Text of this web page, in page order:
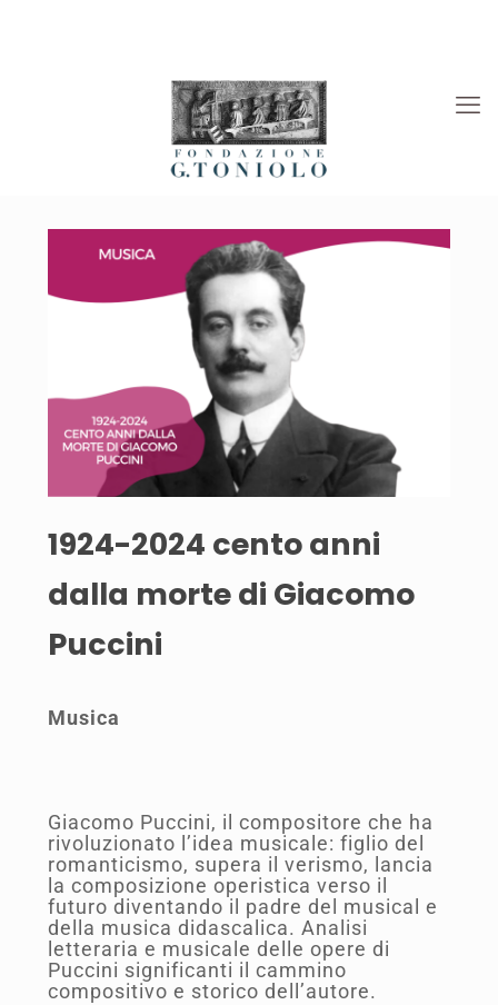
1924-2024 cento anni
dalla morte di Giacomo
Puccini
Musica
Giacomo Puccini, il compositore che ha
rivoluzionato l’idea musicale: figlio del
romanticismo, supera il verismo, lancia
la composizione operistica verso il
futuro diventando il padre del musical e
della musica didascalica. Analisi
letteraria e musicale delle opere di
Puccini significanti il cammino
compositivo e storico dell’autore.